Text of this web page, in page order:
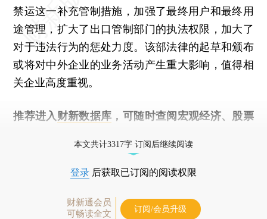
禁运这一补充管制措施，加强了最终用户和最终用
途管理，扩大了出口管制部门的执法权限，加大了
对于违法行为的惩处力度。该部法律的起草和颁布
或将对中外企业的业务活动产生重大影响，值得相
关企业高度重视。
推荐进入 财新数据库 ，可随时查阅宏观经济、股票
本文共计3317字 订阅后继续阅读
登录 后获取已订阅的阅读权限
财新通会员
可畅读全文
订阅/会员升级